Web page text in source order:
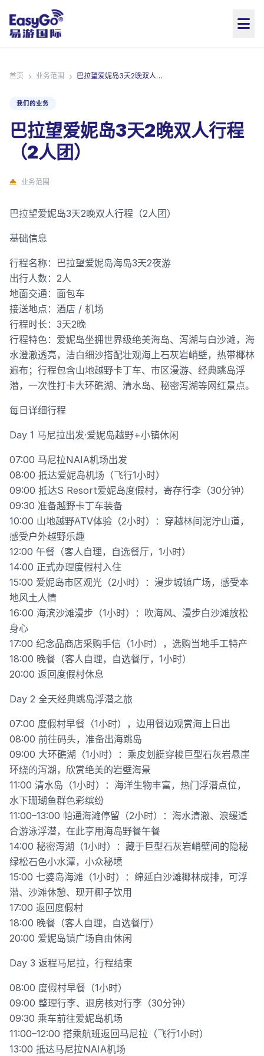
首页 业务范围 巴拉望爱妮岛3天2晚双人行程（2人团）
我们的业务
巴拉望爱妮岛3天2晚双人行程
（2人团）
业务范围
巴拉望爱妮岛3天2晚双人行程（2人团）
基础信息
行程名称：巴拉望爱妮岛海岛3天2夜游
出行人数：2人
地面交通：面包车
接送地点：酒店 / 机场
行程时长：3天2晚
行程特色：爱妮岛坐拥世界级绝美海岛、泻湖与白沙滩，海
水澄澈透亮，洁白细沙搭配壮观海上石灰岩峭壁，热带椰林
遍布；行程包含山地越野卡丁车、市区漫游、经典跳岛浮
潜，一次性打卡大环礁湖、清水岛、秘密泻湖等网红景点。
每日详细行程
Day 1 马尼拉出发·爱妮岛越野+小镇休闲
07:00 马尼拉NAIA机场出发
08:00 抵达爱妮岛机场（飞行1小时）
09:00 抵达S Resort爱妮岛度假村，寄存行李（30分钟）
09:30 准备越野卡丁车装备
10:00 山地越野ATV体验（2小时）：穿越林间泥泞山道，
感受户外越野乐趣
12:00 午餐（客人自理，自选餐厅，1小时）
14:00 正式办理度假村入住
15:00 爱妮岛市区观光（2小时）：漫步城镇广场，感受本
地风土人情
16:00 海滨沙滩漫步（1小时）：吹海风、漫步白沙滩放松
身心
17:00 纪念品商店采购手信（1小时），选购当地手工特产
18:00 晚餐（客人自理，自选餐厅，1小时）
20:00 返回度假村休息
Day 2 全天经典跳岛浮潜之旅
07:00 度假村早餐（1小时），边用餐边观赏海上日出
08:00 前往码头，准备出海跳岛
09:00 大环礁湖（1小时）：乘皮划艇穿梭巨型石灰岩悬崖
环绕的泻湖，欣赏绝美的岩壁海景
11:00 清水岛（1小时）：海洋生物丰富，热门浮潜点位，
水下珊瑚鱼群色彩缤纷
11:00–13:00 帕通海滩停留（2小时）：海水清澈、浪缓适
合游泳浮潜，在此享用海岛野餐午餐
14:00 秘密泻湖（1小时）：藏于巨型石灰岩峭壁间的隐秘
绿松石色小水潭，小众秘境
15:00 七婆岛海滩（1小时）：绵延白沙滩椰林成排，可浮
潜、沙滩休憩、现开椰子饮用
17:00 返回度假村
18:00 晚餐（客人自理，自选餐厅）
20:00 爱妮岛镇广场自由休闲
Day 3 返程马尼拉，行程结束
08:00 度假村早餐（1小时）
09:00 整理行李、退房核对行李（30分钟）
09:30 乘车前往爱妮岛机场
11:00–12:00 搭乘航班返回马尼拉（飞行1小时）
13:00 抵达马尼拉NAIA机场